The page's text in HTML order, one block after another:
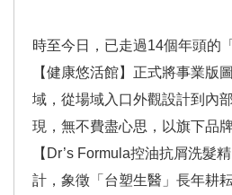
時至今日，已走過14個年頭的
【健康悠活館】正式將事業版
域，從場域入口外觀設計到內
現，無不費盡心思，以旗下品
【Dr’s Formula控油抗屑洗髮
計，象徵「台塑生醫」長年耕